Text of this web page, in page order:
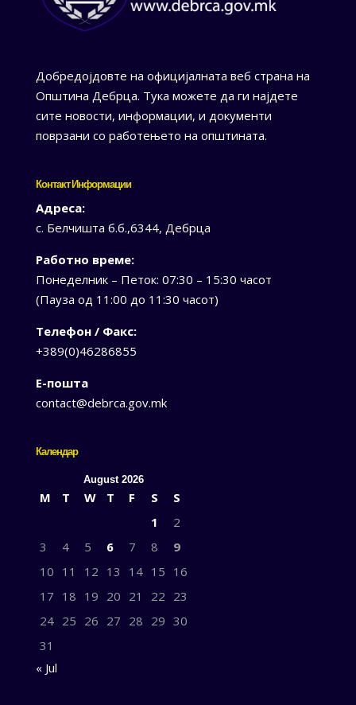
Добредојдовте на официјалната веб страна на
Општина Дебрца. Тука можете да ги најдете
сите новости, информации, и документи
поврзани со работењето на општината.
Контакт Информации
Адреса:
с. Белчишта б.б.,6344, Дебрца
Работно време:
Понеделник – Петок: 07:30 – 15:30 часот
(Пауза од 11:00 до 11:30 часот)
Телефон / Факс:
+389(0)46286855
Е-пошта
contact@debrca.gov.mk
Календар
August 2026
M T W T F S
S
1
2
3
4 5 6 7 8
9
10 11 12 13 14 15 16
17 18 19 20 21 22 23
24 25 26 27 28 29 30
31
« Jul